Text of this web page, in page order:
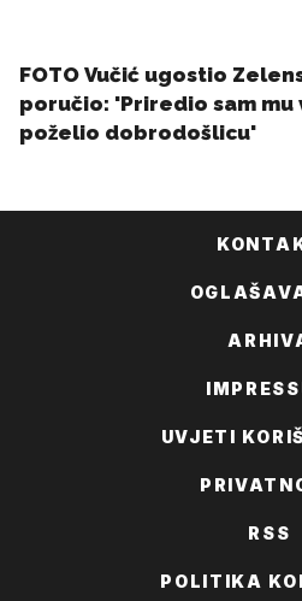
UVJETI
RSS
POLITIKA